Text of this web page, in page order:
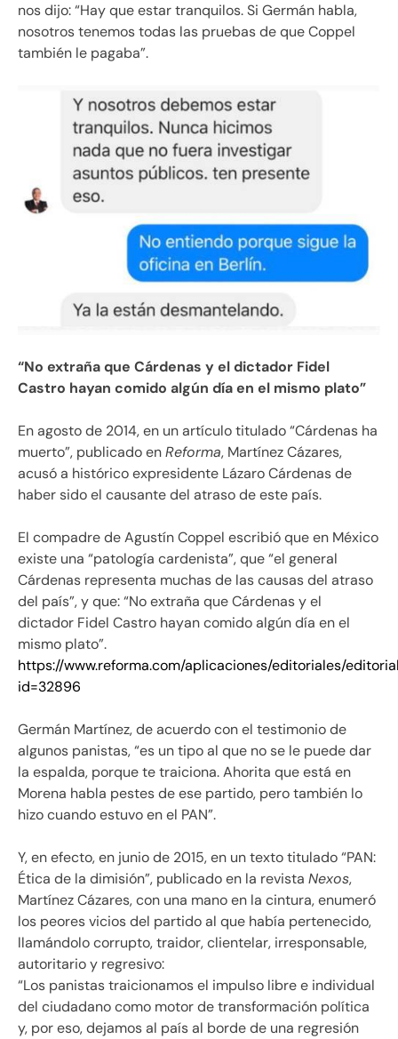
nos dijo: “Hay que estar tranquilos. Si Germán habla,
nosotros tenemos todas las pruebas de que Coppel
también le pagaba”.
“No extraña que Cárdenas y el dictador Fidel
Castro hayan comido algún día en el mismo plato”
En agosto de 2014, en un artículo titulado “Cárdenas ha
muerto”, publicado enReforma, Martínez Cázares,
acusó a histórico expresidente Lázaro Cárdenas de
haber sido el causante del atraso de este país.
El compadre de Agustín Coppel escribió que en México
existe una “patología cardenista”, que “el general
Cárdenas representa muchas de las causas del atraso
del país”, y que: “No extraña que Cárdenas y el
dictador Fidel Castro hayan comido algún día en el
mismo plato”.
https://www.reforma.com/aplicaciones/editoriales/
id=32896
Germán Martínez, de acuerdo con el testimonio de
algunos panistas, “es un tipo al que no se le puede dar
la espalda, porque te traiciona. Ahorita que está en
Morena habla pestes de ese partido, pero también lo
hizo cuando estuvo en el PAN”.
Y, en efecto, en junio de 2015, en un texto titulado “PAN:
Ética de la dimisión”, publicado en la revista Nexos,
Martínez Cázares, con una mano en la cintura, enumeró
los peores vicios del partido al que había pertenecido,
llamándolo corrupto, traidor, clientelar, irresponsable,
autoritario y regresivo:
“Los panistas traicionamos el impulso libre e individual
del ciudadano como motor de transformación política
y, por eso, dejamos al país al borde de una regresión